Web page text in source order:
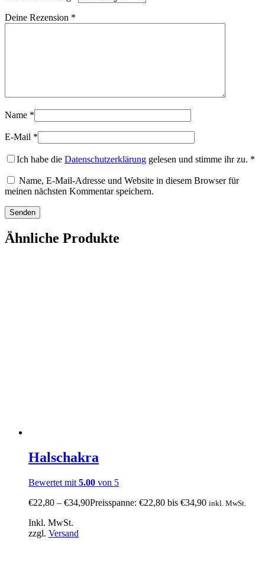
Deine Rezension *
Name *
E-Mail *
Ich habe die Datenschutzerklärung gelesen und stimme ihr zu. *
Name, E-Mail-Adresse und Website in diesem Browser für
meinen nächsten Kommentar speichern.
Ähnliche Produkte
Halschakra
Bewertet mit 5.00 von 5
€22,80 – €34,90Preisspanne: €22,80 bis €34,90 inkl. MwSt.
Inkl. MwSt.
zzgl. Versand